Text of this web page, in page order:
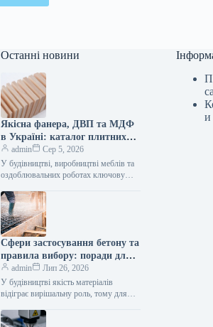
Останні новини
Якісна фанера, ДВП та МДФ
в Україні: каталог плитних
матеріалів від «ВІН-ВУД»
admin
Сер 5, 2026
У будівництві, виробництві меблів та
оздоблювальних роботах ключову
сировини. Компанія «ВІН-ВУД» уже
тривалий час займається…
Сфери застосування бетону та
правила вибору: поради для
приватного й промислового
будівництва
admin
Лип 26, 2026
У будівництві якість матеріалів
відіграє вирішальну роль, тому для
обирати перевірених виробників, таких
и